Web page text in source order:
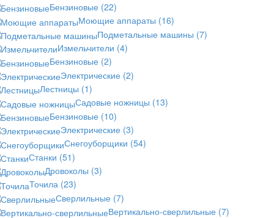
Бензиновые (22)
Моющие аппараты (16)
Подметальные машины (7)
Измельчители (4)
Бензиновые (2)
Электрические (2)
Лестницы (1)
Садовые ножницы (13)
Бензиновые (10)
Электрические (3)
Снегоуборщики (54)
Станки (51)
Дровоколы (3)
Точила (23)
Сверлильные (7)
Вертикально-сверлильные (7)